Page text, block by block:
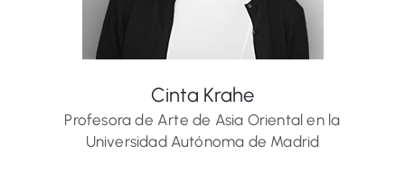
Cinta Krahe
Profesora de Arte de Asia Oriental en la
Universidad Autónoma de Madrid